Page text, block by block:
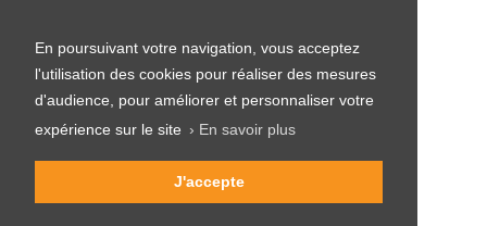
En poursuivant votre navigation, vous acceptez
l'utilisation des cookies pour réaliser des mesures
d'audience, pour améliorer et personnaliser votre
expérience sur le site › En savoir plus
J'accepte